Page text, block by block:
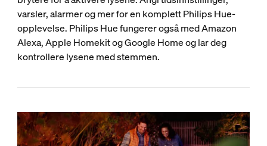
varsler, alarmer og mer for en komplett Philips Hue-
opplevelse. Philips Hue fungerer også med Amazon
Alexa, Apple Homekit og Google Home og lar deg
kontrollere lysene med stemmen.